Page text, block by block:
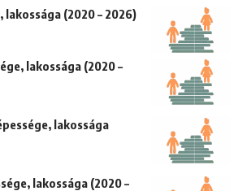
lakossága (2020 – 2026)
lakossága (2020 –
lakossága
lakossága (2020 –